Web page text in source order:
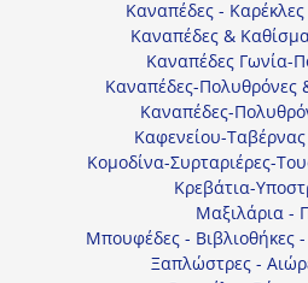
Καναπέδες -
Καναπέδες &
Καναπέδες Γωνία-
Καναπέδες-Πολυθρόνες
Καναπέδες-
Καφενείου-
Κομοδίνα-Συρταριέρες-
Κρεβάτια-
Μαξιλάρια -
Μπουφέδες - Βιβλιοθήκες -
Ξαπλώστρες -